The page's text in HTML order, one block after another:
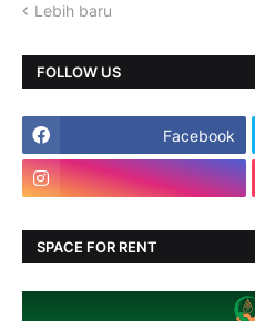
Lebih baru
FOLLOW US
Facebook
SPACE FOR RENT